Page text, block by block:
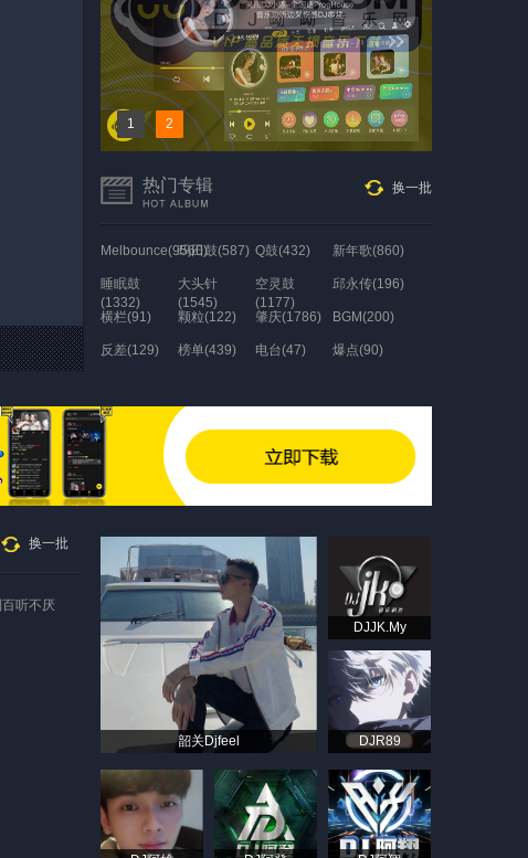
1 2
热门专辑 换一批
Melbounce(9560)玛田鼓(587) Q鼓(432) 新年歌(860)
睡眠鼓
(1332)
大头针
(1545)
空灵鼓
(1177)
邱永传(196)
横栏(91) 颗粒(122) 肇庆(1786) BGM(200)
反差(129) 榜单(439) 电台(47) 爆点(90)
换一批
听不厌
韶关Djfeel
DJJK.My
DJR89